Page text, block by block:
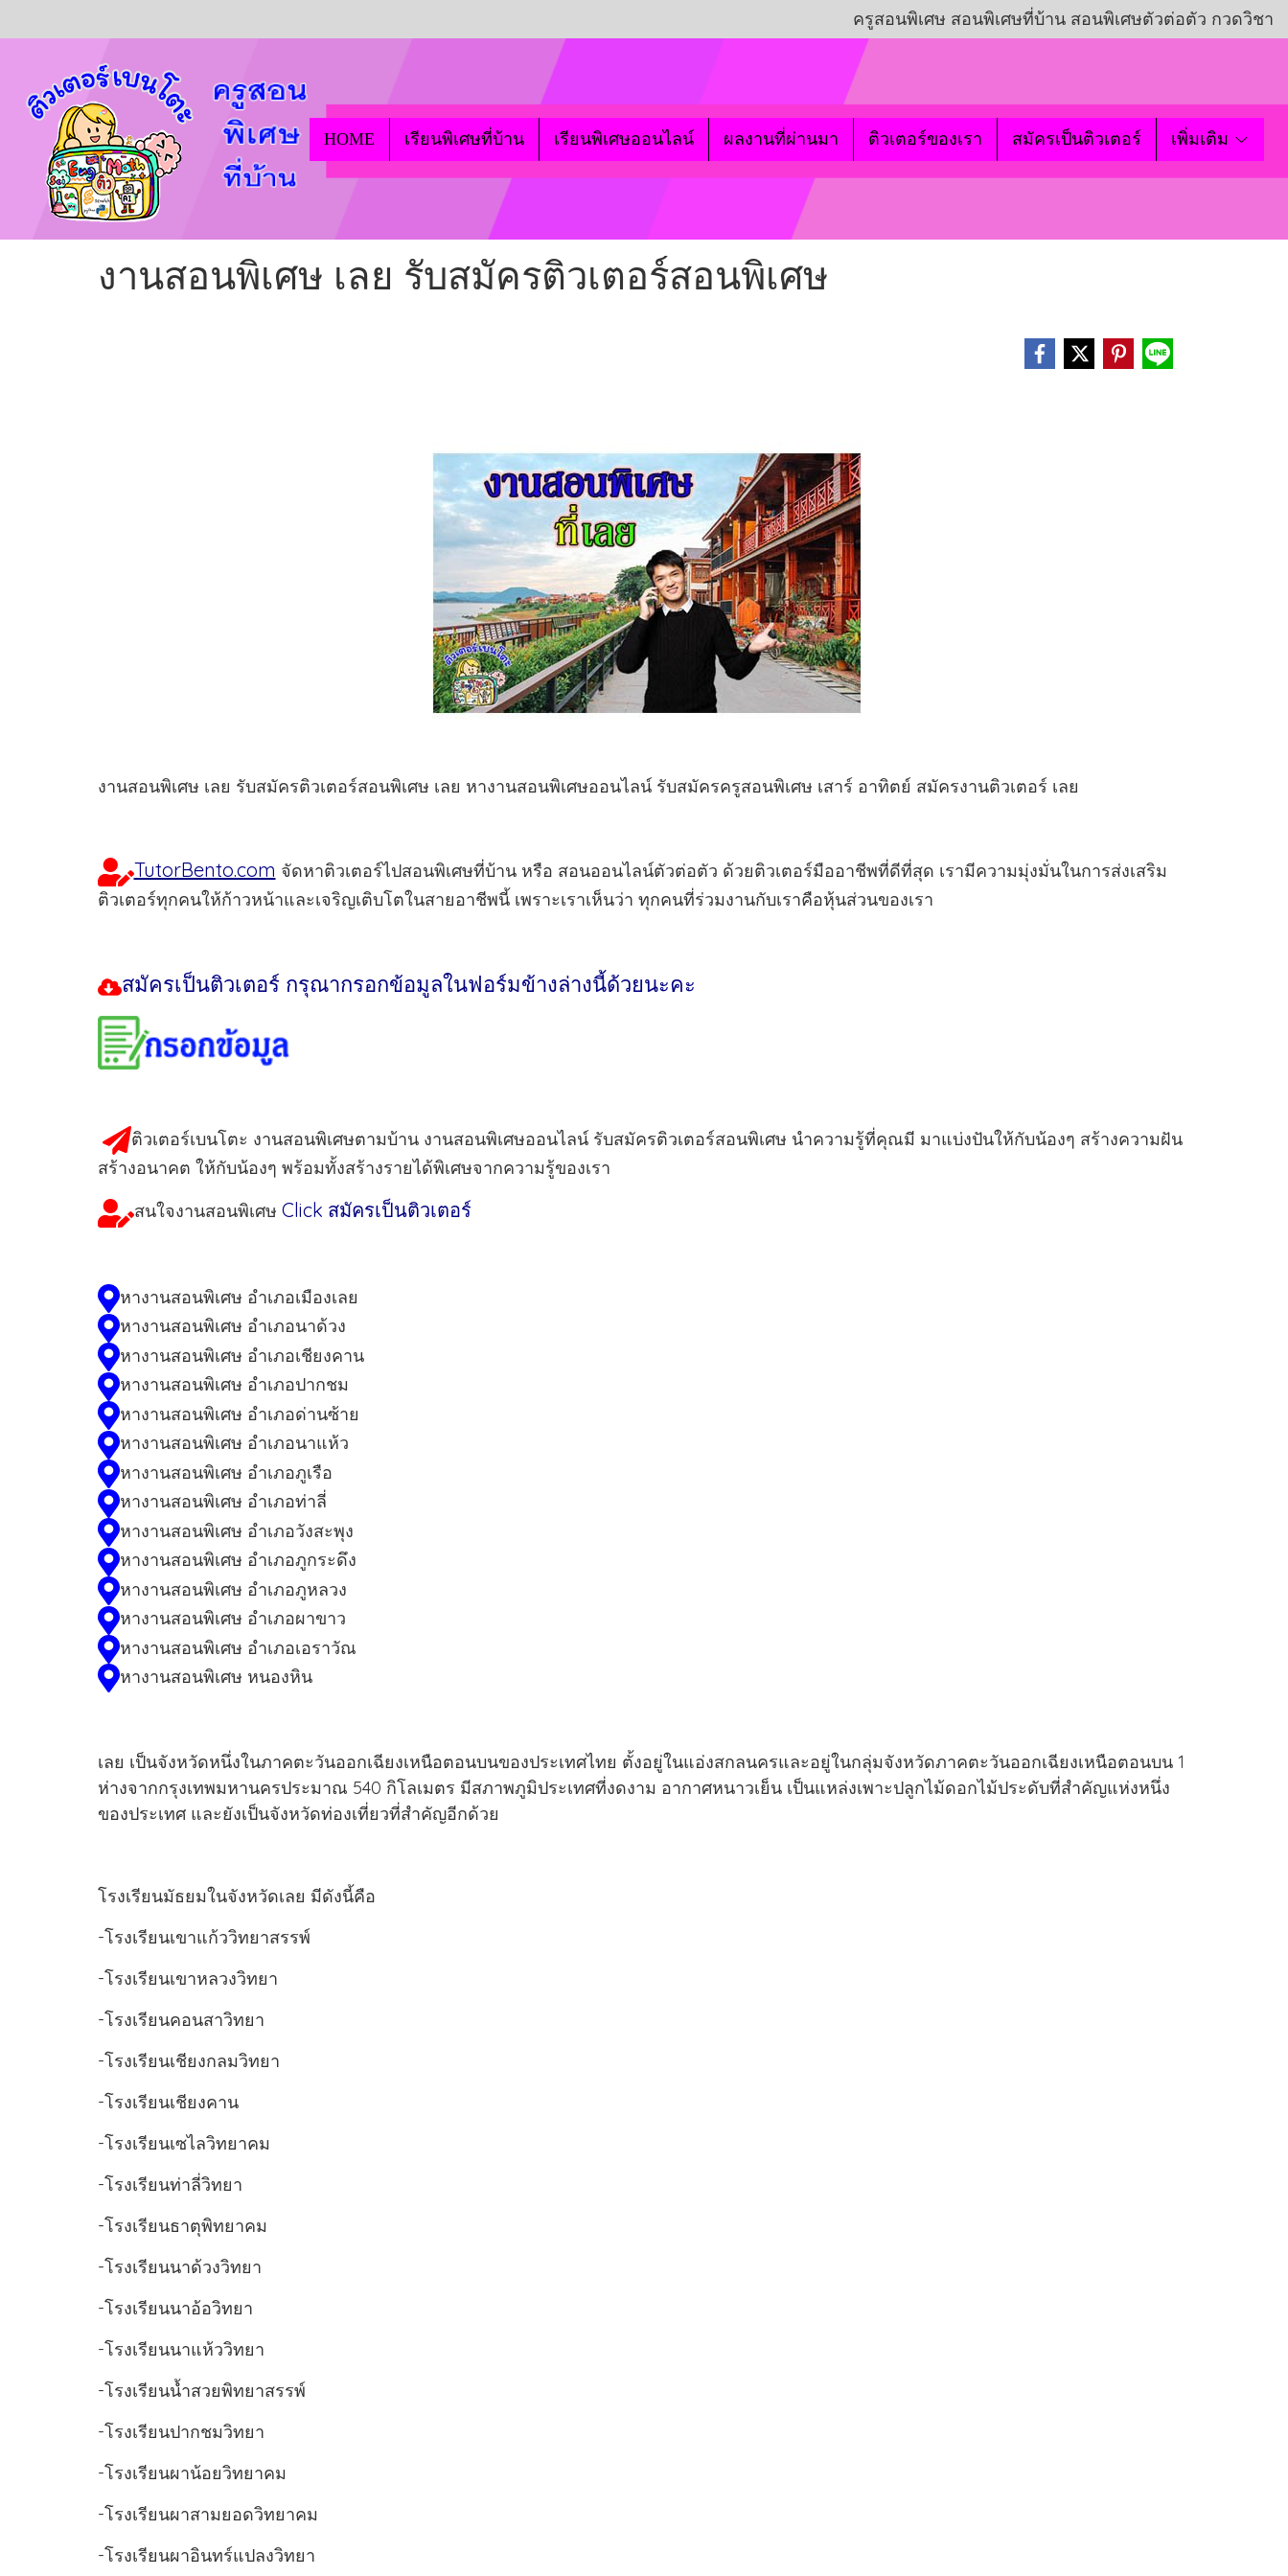
ครูสอนพิเศษ สอนพิเศษที่บ้าน สอนพิเศษตัวต่อตัว กวดวิชา
HOME เรียนพิเศษที่บ้าน เรียนพิเศษออนไลน์ ผลงานที่ผ่านมา ติวเตอร์ของเรา สมัครเป็นติวเตอร์ เพิ่มเติม
งานสอนพิเศษ เลย รับสมัครติวเตอร์สอนพิเศษ
งานสอนพิเศษ เลย รับสมัครติวเตอร์สอนพิเศษ เลย หางานสอนพิเศษออนไลน์ รับสมัครครูสอนพิเศษ เสาร์ อาทิตย์ สมัครงานติวเตอร์ เลย
TutorBento.com จัดหาติวเตอร์ไปสอนพิเศษที่บ้าน หรือ สอนออนไลน์ตัวต่อตัว ด้วยติวเตอร์มืออาชีพที่ดีที่สุด เรามีความมุ่งมั่นในการส่งเสริม
ติวเตอร์ทุกคนให้ก้าวหน้าและเจริญเติบโตในสายอาชีพนี้ เพราะเราเห็นว่า ทุกคนที่ร่วมงานกับเราคือหุ้นส่วนของเรา
สมัครเป็นติวเตอร์ กรุณากรอกข้อมูลในฟอร์มข้างล่างนี้ด้วยนะคะ
ติวเตอร์เบนโตะ งานสอนพิเศษตามบ้าน งานสอนพิเศษออนไลน์ รับสมัครติวเตอร์สอนพิเศษ นำความรู้ที่คุณมี มาแบ่งปันให้กับน้องๆ สร้างความฝัน
สร้างอนาคต ให้กับน้องๆ พร้อมทั้งสร้างรายได้พิเศษจากความรู้ของเรา
สนใจงานสอนพิเศษ Click สมัครเป็นติวเตอร์
หางานสอนพิเศษ อำเภอเมืองเลย
หางานสอนพิเศษ อำเภอนาด้วง
หางานสอนพิเศษ อำเภอเชียงคาน
หางานสอนพิเศษ อำเภอปากชม
หางานสอนพิเศษ อำเภอด่านซ้าย
หางานสอนพิเศษ อำเภอนาแห้ว
หางานสอนพิเศษ อำเภอภูเรือ
หางานสอนพิเศษ อำเภอท่าลี่
หางานสอนพิเศษ อำเภอวังสะพุง
หางานสอนพิเศษ อำเภอภูกระดึง
หางานสอนพิเศษ อำเภอภูหลวง
หางานสอนพิเศษ อำเภอผาขาว
หางานสอนพิเศษ อำเภอเอราวัณ
หางานสอนพิเศษ หนองหิน
เลย เป็นจังหวัดหนึ่งในภาคตะวันออกเฉียงเหนือตอนบนของประเทศไทย ตั้งอยู่ในแอ่งสกลนครและอยู่ในกลุ่มจังหวัดภาคตะวันออกเฉียงเหนือตอนบน 1
ห่างจากกรุงเทพมหานครประมาณ 540 กิโลเมตร มีสภาพภูมิประเทศที่งดงาม อากาศหนาวเย็น เป็นแหล่งเพาะปลูกไม้ดอกไม้ประดับที่สำคัญแห่งหนึ่ง
ของประเทศ และยังเป็นจังหวัดท่องเที่ยวที่สำคัญอีกด้วย
โรงเรียนมัธยมในจังหวัดเลย มีดังนี้คือ
-โรงเรียนเขาแก้ววิทยาสรรพ์
-โรงเรียนเขาหลวงวิทยา
-โรงเรียนคอนสาวิทยา
-โรงเรียนเชียงกลมวิทยา
-โรงเรียนเชียงคาน
-โรงเรียนเซไลวิทยาคม
-โรงเรียนท่าลี่วิทยา
-โรงเรียนธาตุพิทยาคม
-โรงเรียนนาด้วงวิทยา
-โรงเรียนนาอ้อวิทยา
-โรงเรียนนาแห้ววิทยา
-โรงเรียนน้ำสวยพิทยาสรรพ์
-โรงเรียนปากชมวิทยา
-โรงเรียนผาน้อยวิทยาคม
-โรงเรียนผาสามยอดวิทยาคม
-โรงเรียนผาอินทร์แปลงวิทยา